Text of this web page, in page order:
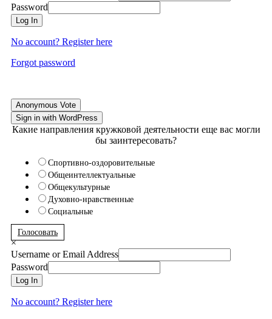
Password
Log In
No account? Register here
Forgot password
Anonymous Vote
Sign in with WordPress
Какие направления кружковой деятельности еще вас могли
бы заинтересовать?
Спортивно-оздоровительные
Общеинтеллектуальные
Общекультурные
Духовно-нравственные
Социальные
Голосовать
×
Username or Email Address
Password
Log In
No account? Register here